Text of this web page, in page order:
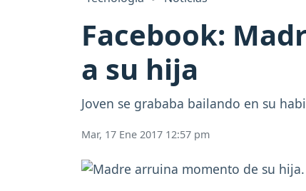
Facebook:
a su hija
Joven se grababa bailando en su
Mar, 17 Ene 2017 12:57 pm